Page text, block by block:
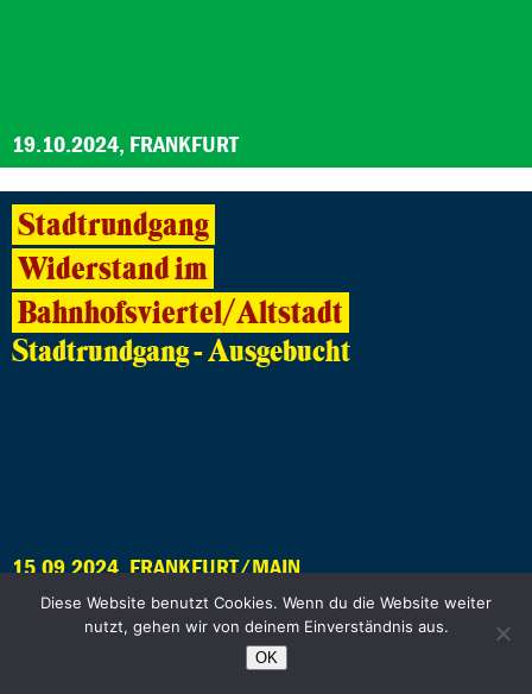
19.10.2024, FRANKFURT
Stadtrundgang
Widerstand im
Bahnhofsviertel/Altstadt
Stadtrundgang - Ausgebucht
15.09.2024, FRANKFURT/MAIN
Innenstadt und Altstadt 2.0 -Mobilität
Diese Website benutzt Cookies. Wenn du die Website weiter
nutzt, gehen wir von deinem Einverständnis aus.
OK